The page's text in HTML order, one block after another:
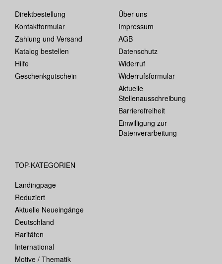
Direktbestellung
Kontaktformular
Zahlung und Versand
Katalog bestellen
Hilfe
Geschenkgutschein
Über uns
Impressum
AGB
Datenschutz
Widerruf
Widerrufsformular
Aktuelle
Stellenausschreibung
Barrierefreiheit
Einwilligung zur
Datenverarbeitung
TOP-KATEGORIEN
Landingpage
Reduziert
Aktuelle Neueingänge
Deutschland
Raritäten
International
Motive / Thematik